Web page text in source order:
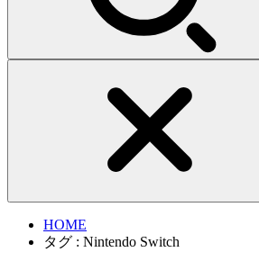
HOME
タグ : Nintendo Switch